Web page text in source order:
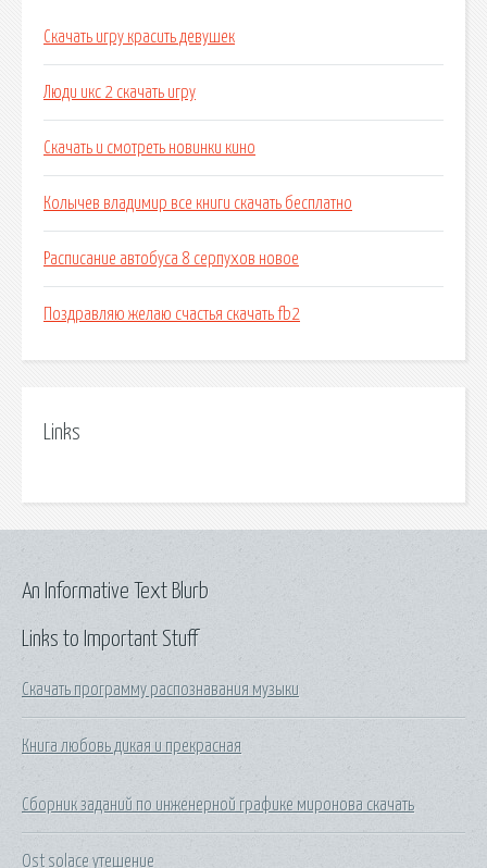
Скачать игру красить девушек
Люди икс 2 скачать игру
Скачать и смотреть новинки кино
Колычев владимир все книги скачать бесплатно
Расписание автобуса 8 серпухов новое
Поздравляю желаю счастья скачать fb2
Links
Links to Important Stuff
Скачать программу распознавания музыки
Книга любовь дикая и прекрасная
Сборник заданий по инженерной графике миронова скачать
Ost solace утешение
An Informative Text Blurb